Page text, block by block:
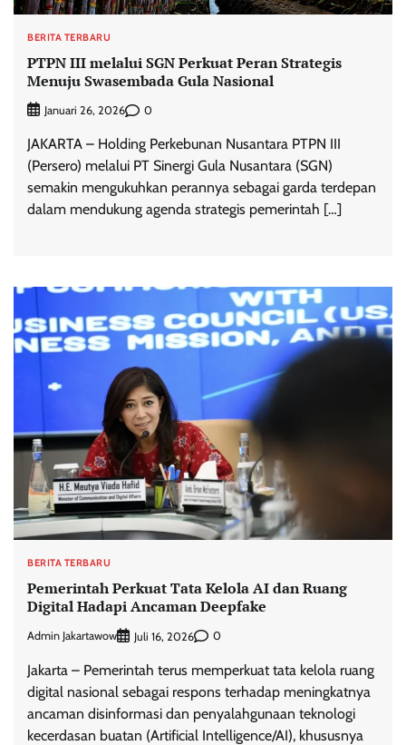
BERITA TERBARU
PTPN III melalui SGN Perkuat Peran Strategis
Menuju Swasembada Gula Nasional
Januari 26, 2026 0
JAKARTA – Holding Perkebunan Nusantara PTPN III
(Persero) melalui PT Sinergi Gula Nusantara (SGN)
semakin mengukuhkan perannya sebagai garda terdepan
dalam mendukung agenda strategis pemerintah […]
BERITA TERBARU
Pemerintah Perkuat Tata Kelola AI dan Ruang
Digital Hadapi Ancaman Deepfake
Admin Jakartawow Juli 16, 2026 0
Jakarta – Pemerintah terus memperkuat tata kelola ruang
digital nasional sebagai respons terhadap meningkatnya
ancaman disinformasi dan penyalahgunaan teknologi
kecerdasan buatan (Artificial Intelligence/AI), khususnya